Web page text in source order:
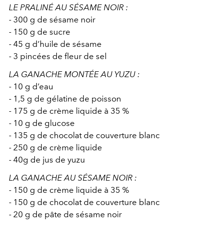
LE PRALINÉ AU SÉSAME NOIR :
- 300 g de sésame noir
- 150 g de sucre
- 45 g d’huile de sésame
- 3 pincées de fleur de sel
LA GANACHE MONTÉE AU YUZU :
- 10 g d’eau
- 1,5 g de gélatine de poisson
- 175 g de crème liquide à 35 %
- 10 g de glucose
- 135 g de chocolat de couverture blanc
- 250 g de crème liquide
- 40g de jus de yuzu
LA GANACHE AU SÉSAME NOIR :
- 150 g de crème liquide à 35 %
- 150 g de chocolat de couverture blanc
- 20 g de pâte de sésame noir